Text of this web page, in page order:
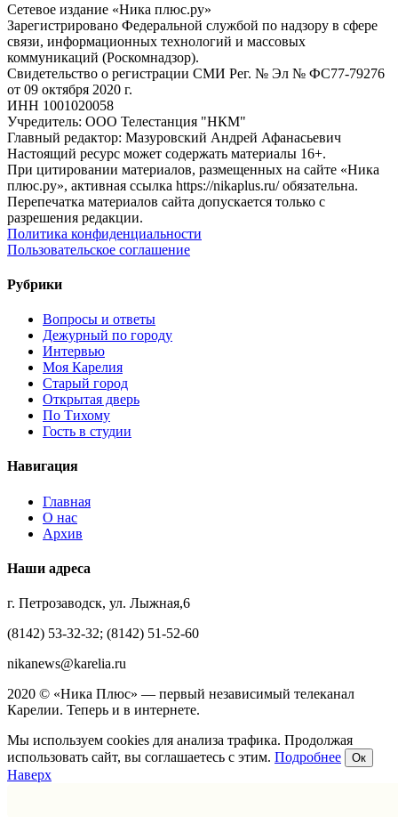
Сетевое издание «Ника плюс.ру»
Зарегистрировано Федеральной службой по надзору в сфере
связи, информационных технологий и массовых
коммуникаций (Роскомнадзор).
Свидетельство о регистрации СМИ Рег. № Эл № ФС77-79276
от 09 октября 2020 г.
ИНН 1001020058
Учредитель: ООО Телестанция "НКМ"
Главный редактор: Мазуровский Андрей Афанасьевич
Настоящий ресурс может содержать материалы 16+.
При цитировании материалов, размещенных на сайте «Ника
плюс.ру», активная ссылка https://nikaplus.ru/ обязательна.
Перепечатка материалов сайта допускается только с
разрешения редакции.
Политика конфиденциальности
Пользовательское соглашение
Рубрики
Вопросы и ответы
Дежурный по городу
Интервью
Моя Карелия
Старый город
Открытая дверь
По Тихому
Гость в студии
Навигация
Главная
О нас
Архив
Наши адреса
г. Петрозаводск, ул. Лыжная,6
(8142) 53-32-32; (8142) 51-52-60
nikanews@karelia.ru
2020 © «Ника Плюс» — первый независимый телеканал
Карелии. Теперь и в интернете.
Мы используем cookies для анализа трафика. Продолжая
использовать сайт, вы соглашаетесь с этим. Подробнее Ок
Наверх